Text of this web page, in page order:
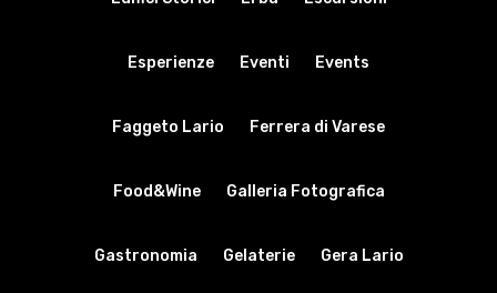
Esperienze Eventi Events
Faggeto Lario Ferrera di Varese
Food&Wine Galleria Fotografica
Gastronomia Gelaterie Gera Lario